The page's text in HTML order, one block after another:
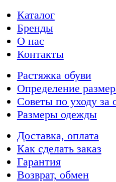
Каталог
Бренды
О нас
Контакты
Растяжка обуви
Определение
Советы по уходу за
Размеры одежды
Доставка, оплата
Как сделать заказ
Гарантия
Возврат, обмен